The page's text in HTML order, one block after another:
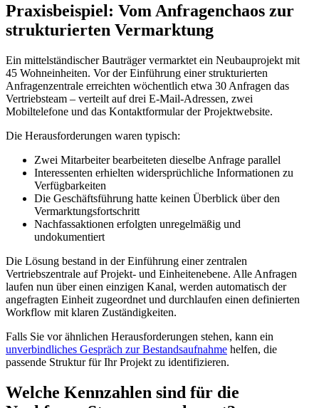
Praxisbeispiel: Vom Anfragenchaos zur
strukturierten Vermarktung
Ein mittelständischer Bauträger vermarktet ein Neubauprojekt mit
45 Wohneinheiten. Vor der Einführung einer strukturierten
Anfragenzentrale erreichten wöchentlich etwa 30 Anfragen das
Vertriebsteam – verteilt auf drei E-Mail-Adressen, zwei
Mobiltelefone und das Kontaktformular der Projektwebsite.
Die Herausforderungen waren typisch:
Zwei Mitarbeiter bearbeiteten dieselbe Anfrage parallel
Interessenten erhielten widersprüchliche Informationen zu
Verfügbarkeiten
Die Geschäftsführung hatte keinen Überblick über den
Vermarktungsfortschritt
Nachfassaktionen erfolgten unregelmäßig und
undokumentiert
Die Lösung bestand in der Einführung einer zentralen
Vertriebszentrale auf Projekt- und Einheitenebene. Alle Anfragen
laufen nun über einen einzigen Kanal, werden automatisch der
angefragten Einheit zugeordnet und durchlaufen einen definierten
Workflow mit klaren Zuständigkeiten.
Falls Sie vor ähnlichen Herausforderungen stehen, kann ein
unverbindliches Gespräch zur Bestandsaufnahme helfen, die
passende Struktur für Ihr Projekt zu identifizieren.
Welche Kennzahlen sind für die